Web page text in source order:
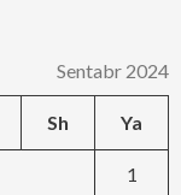
Sentabr 2024
Sh Ya
1